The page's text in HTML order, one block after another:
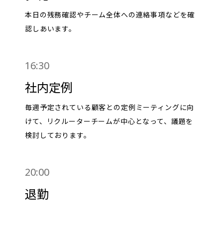
本日の残務確認やチーム全体への連絡事項などを確
認しあいます。
16:30
社内定例
毎週予定されている顧客との定例ミーティングに向
けて、リクルーターチームが中心となって、議題を
検討しております。
20:00
退勤